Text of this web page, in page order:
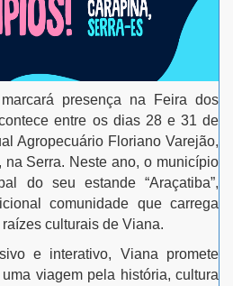
presença na Feira dos
entre os dias 28 e 31 de
Agropecuário Floriano Varejão,
Serra. Neste ano, o município
do seu estande “Araçatiba”,
comunidade que carrega
culturais de Viana.
e interativo, Viana promete
viagem pela história, cultura